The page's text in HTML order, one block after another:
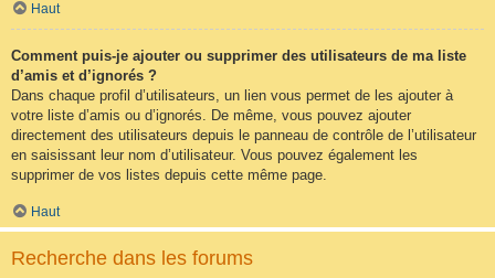
Haut
Comment puis-je ajouter ou supprimer des utilisateurs de ma liste
d’amis et d’ignorés ?
Dans chaque profil d’utilisateurs, un lien vous permet de les ajouter à
votre liste d’amis ou d’ignorés. De même, vous pouvez ajouter
directement des utilisateurs depuis le panneau de contrôle de l’utilisateur
en saisissant leur nom d’utilisateur. Vous pouvez également les
supprimer de vos listes depuis cette même page.
Haut
Recherche dans les forums